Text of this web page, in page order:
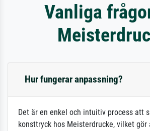
Vanliga
Hur fungerar anpassning?
Det är en enkel och intuitiv process att
konsttryck hos Meisterdrucke, vilket gör